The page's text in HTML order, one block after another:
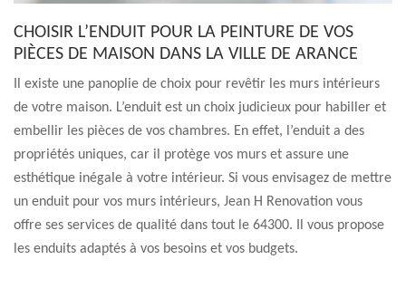
CHOISIR L’ENDUIT POUR LA PEINTURE DE VOS
PIÈCES DE MAISON DANS LA VILLE DE ARANCE
Il existe une panoplie de choix pour revêtir les murs intérieurs
de votre maison. L’enduit est un choix judicieux pour habiller et
embellir les pièces de vos chambres. En effet, l’enduit a des
propriétés uniques, car il protège vos murs et assure une
esthétique inégale à votre intérieur. Si vous envisagez de mettre
un enduit pour vos murs intérieurs, Jean H Renovation vous
offre ses services de qualité dans tout le 64300. Il vous propose
les enduits adaptés à vos besoins et vos budgets.